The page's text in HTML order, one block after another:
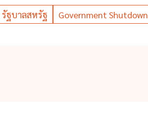
รัฐบาลสหรัฐ Government Shutdown